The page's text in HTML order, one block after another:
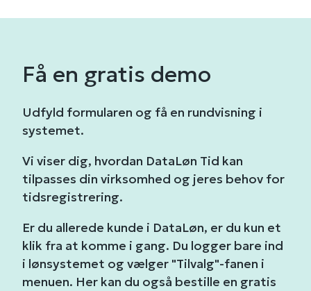
Få en gratis demo
Udfyld formularen og få en rundvisning i
systemet.
Vi viser dig, hvordan DataLøn Tid kan
tilpasses din virksomhed og jeres behov for
tidsregistrering.
Er du allerede kunde i DataLøn, er du kun et
klik fra at komme i gang. Du logger bare ind
i lønsystemet og vælger "Tilvalg"-fanen i
menuen. Her kan du også bestille en gratis